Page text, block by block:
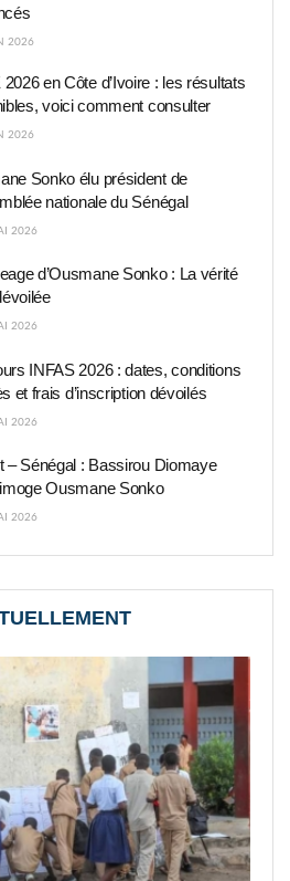
2026
en Côte d’Ivoire : les résultats
voici comment consulter
2026
Sonko élu président de
nationale du Sénégal
2026
d’Ousmane Sonko : La vérité
2026
INFAS 2026 : dates, conditions
et frais d’inscription dévoilés
2026
– Sénégal : Bassirou Diomaye
Ousmane Sonko
2026